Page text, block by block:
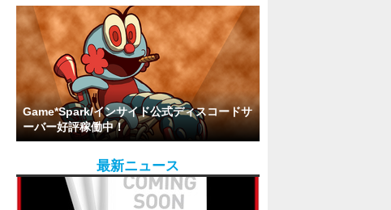
Game*Spark/インサイド公式ディスコードサ
ーバー好評稼働中！
最新ニュース